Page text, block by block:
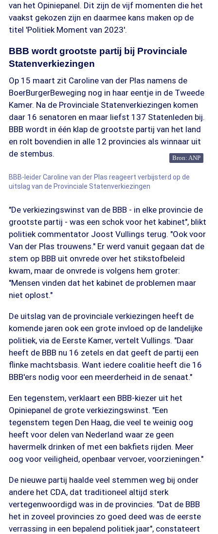
van het Opiniepanel. Dit zijn de vijf momenten die het
vaakst gekozen zijn en daarmee kans maken op de
titel 'Politiek Moment van 2023'.
BBB wordt grootste partij bij Provinciale
Statenverkiezingen
Op 15 maart zit Caroline van der Plas namens de
BoerBurgerBeweging nog in haar eentje in de Tweede
Kamer. Na de Provinciale Statenverkiezingen komen
daar 16 senatoren en maar liefst 137 Statenleden bij.
BBB wordt in één klap de grootste partij van het land
en rolt bovendien in alle 12 provincies als winnaar uit
de stembus.
Bron: ANP
BBB-leider Caroline van der Plas reageert verbijsterd op de
uitslag van de Provinciale Statenverkiezingen
"De verkiezingswinst van de BBB - in elke provincie de
grootste partij - was een schok voor het kabinet", blikt
politiek commentator Joost Vullings terug. "Ook voor
Van der Plas trouwens." Er werd vanuit gegaan dat de
stem op BBB uit onvrede over het stikstofbeleid
kwam, maar de onvrede is volgens hem groter:
"Mensen vinden dat het kabinet de problemen maar
niet oplost."
De uitslag van de provinciale verkiezingen heeft de
komende jaren ook een grote invloed op de landelijke
politiek, via de Eerste Kamer, vertelt Vullings. "Daar
heeft de BBB nu 16 zetels en dat geeft de partij een
flinke machtsbasis. Want iedere coalitie heeft die 16
BBB'ers nodig voor een meerderheid in de senaat."
Een tegenstem, verklaart een BBB-kiezer uit het
Opiniepanel de grote verkiezingswinst. "Een
tegenstem tegen Den Haag, die veel te weinig oog
heeft voor delen van Nederland waar ze geen
havermelk drinken of met een bakfiets rijden. Meer
oog voor veiligheid, openbaar vervoer, voorzieningen."
De nieuwe partij haalde veel stemmen weg bij onder
andere het CDA, dat traditioneel altijd sterk
vertegenwoordigd was in de provincies. "Dat de BBB
het in zoveel provincies zo goed deed was de eerste
verrassing in een bepalend politiek jaar", constateert